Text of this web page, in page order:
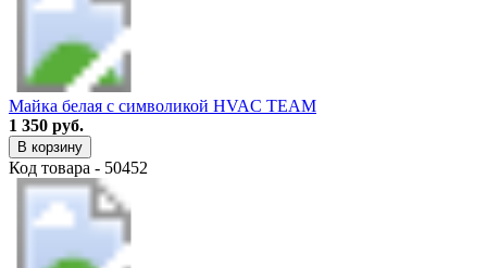
Майка белая с символикой HVAC TEAM
1 350 руб.
В корзину
Код товара - 50452